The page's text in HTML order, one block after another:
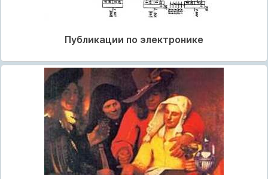
Публикации по электронике